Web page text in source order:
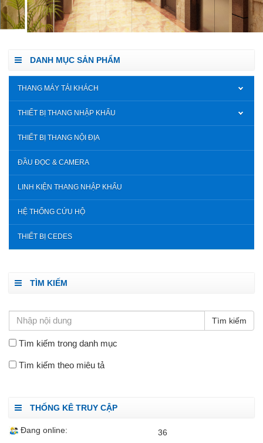
DANH MỤC SẢN PHẨM
THANG MÁY TẢI KHÁCH
THIẾT BỊ THANG NHẬP KHẨU
THIẾT BỊ THANG NỘI ĐỊA
ĐẦU ĐỌC & CAMERA
LINH KIỆN THANG NHẬP KHẨU
HỆ THỐNG CỨU HỘ
THIẾT BỊ CEDES
TÌM KIẾM
Tìm kiếm trong danh mục
Tìm kiếm theo miêu tả
THỐNG KÊ TRUY CẬP
Đang online:
36